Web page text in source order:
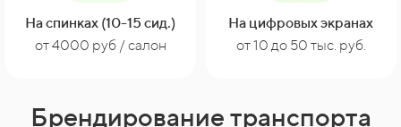
На спинках (10-15 сид.)
от 4000 руб / салон
На цифровых экранах
от 10 до 50 тыс. руб.
Брендирование транспорта